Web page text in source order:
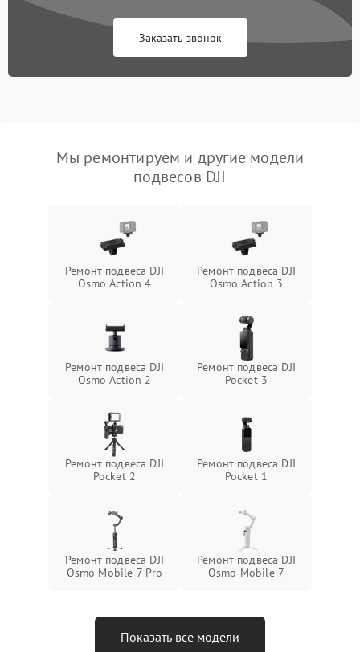
Заказать звонок
Мы ремонтируем и другие модели
подвесов DJI
Ремонт подвеса DJI
Osmo Action 4
Ремонт подвеса DJI
Osmo Action 3
Ремонт подвеса DJI
Osmo Action 2
Ремонт подвеса DJI
Pocket 3
Ремонт подвеса DJI
Pocket 2
Ремонт подвеса DJI
Pocket 1
Ремонт подвеса DJI
Osmo Mobile 7 Pro
Ремонт подвеса DJI
Osmo Mobile 7
Показать все модели